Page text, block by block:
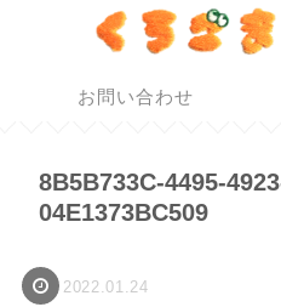
お問い合わせ
8B5B733C-4495-
04E1373BC509
2022.01.24